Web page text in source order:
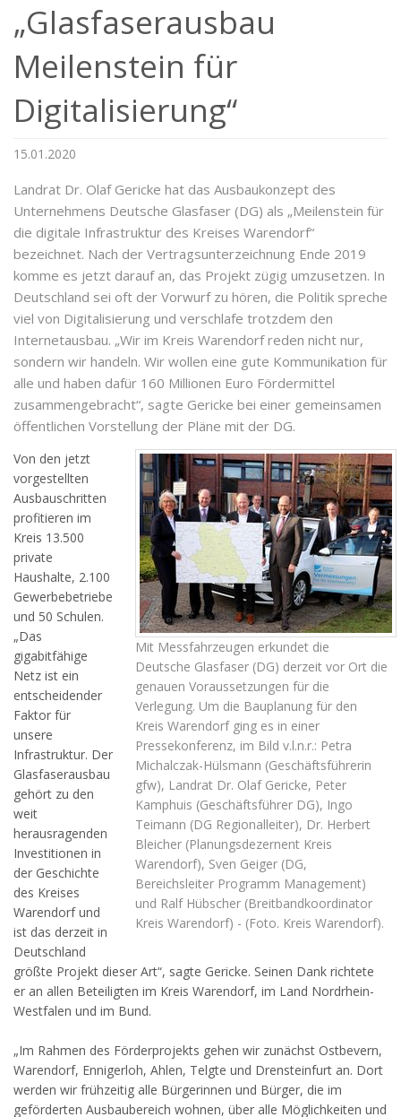
„Glasfaserausbau
Meilenstein für
Digitalisierung“
15.01.2020
Landrat Dr. Olaf Gericke hat das Ausbaukonzept des
Unternehmens Deutsche Glasfaser (DG) als „Meilenstein für
die digitale Infrastruktur des Kreises Warendorf“
bezeichnet. Nach der Vertragsunterzeichnung Ende 2019
komme es jetzt darauf an, das Projekt zügig umzusetzen. In
Deutschland sei oft der Vorwurf zu hören, die Politik spreche
viel von Digitalisierung und verschlafe trotzdem den
Internetausbau. „Wir im Kreis Warendorf reden nicht nur,
sondern wir handeln. Wir wollen eine gute Kommunikation für
alle und haben dafür 160 Millionen Euro Fördermittel
zusammengebracht“, sagte Gericke bei einer gemeinsamen
öffentlichen Vorstellung der Pläne mit der DG.
Mit Messfahrzeugen erkundet die
Deutsche Glasfaser (DG) derzeit vor Ort die
genauen Voraussetzungen für die
Verlegung. Um die Bauplanung für den
Kreis Warendorf ging es in einer
Pressekonferenz, im Bild v.l.n.r.: Petra
Michalczak-Hülsmann (Geschäftsführerin
gfw), Landrat Dr. Olaf Gericke, Peter
Kamphuis (Geschäftsführer DG), Ingo
Teimann (DG Regionalleiter), Dr. Herbert
Bleicher (Planungsdezernent Kreis
Warendorf), Sven Geiger (DG,
Bereichsleiter Programm Management)
und Ralf Hübscher (Breitbandkoordinator
Kreis Warendorf) - (Foto. Kreis Warendorf).
Von den jetzt
vorgestellten
Ausbauschritten
profitieren im
Kreis 13.500
private
Haushalte, 2.100
Gewerbebetriebe
und 50 Schulen.
„Das
gigabitfähige
Netz ist ein
entscheidender
Faktor für
unsere
Infrastruktur. Der
Glasfaserausbau
gehört zu den
weit
herausragenden
Investitionen in
der Geschichte
des Kreises
Warendorf und
ist das derzeit in
Deutschland
größte Projekt dieser Art“, sagte Gericke. Seinen Dank richtete
er an allen Beteiligten im Kreis Warendorf, im Land Nordrhein-
Westfalen und im Bund.
„Im Rahmen des Förderprojekts gehen wir zunächst Ostbevern,
Warendorf, Ennigerloh, Ahlen, Telgte und Drensteinfurt an. Dort
werden wir frühzeitig alle Bürgerinnen und Bürger, die im
geförderten Ausbaubereich wohnen, über alle Möglichkeiten und